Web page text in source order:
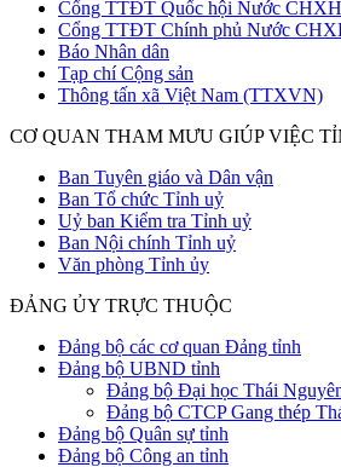
Cổng TTĐT Quốc hội Nước
Cổng TTĐT Chính phủ Nước
Báo Nhân dân
Tạp chí Cộng sản
Thông tấn xã Việt Nam (TTXVN)
CƠ QUAN THAM MƯU GIÚP VIỆC
Ban Tuyên giáo và Dân vận
Ban Tổ chức Tỉnh uỷ
Uỷ ban Kiểm tra Tỉnh uỷ
Ban Nội chính Tỉnh uỷ
Văn phòng Tỉnh ủy
ĐẢNG ỦY TRỰC THUỘC
Đảng bộ các cơ quan Đảng tỉnh
Đảng bộ UBND tỉnh
Đảng bộ Đại học Thái
Đảng bộ CTCP Gang thép
Đảng bộ Quân sự tỉnh
Đảng bộ Công an tỉnh